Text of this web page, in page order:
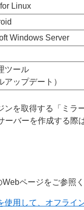
Linux
Windows Server
ツール
アップデート）
を取得する「ミラ
バーを作成する際
ページをご参照く
使用して、オフラ